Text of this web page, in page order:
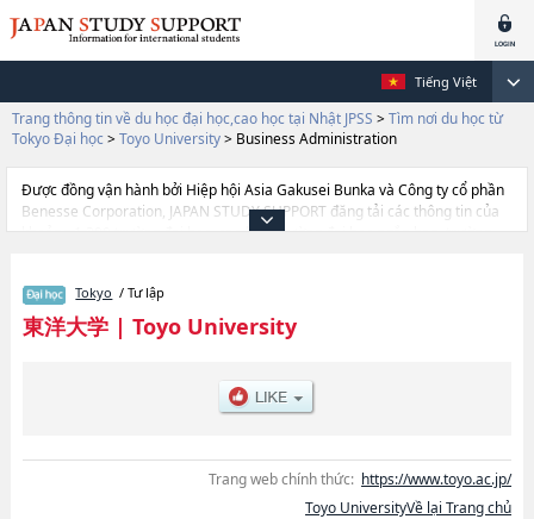
Tiếng Việt
Trang thông tin về du học đại học,cao học tại Nhật JPSS > Tìm nơi du học từ
Tokyo Đại học > Toyo University> Business Administration
Được đồng vận hành bởi Hiệp hội Asia Gakusei Bunka và Công ty cổ phần
Benesse Corporation, JAPAN STUDY SUPPORT đăng tải các thông tin của
khoảng 1.300 trường đại học, cao học, trường đại học ngắn hạn, trường
thiết dành cho du học sinh, như là về các Ngành LiteraturehoặcNgành
EconomicshoặcNgành Business AdministrationhoặcNgành
LawhoặcNgành SociologyhoặcNgành Global and Regional
SocietyhoặcNgành Science and EngineeringhoặcNgành Information
Science and ArtshoặcNgành Food and Nutritional ScienceshoặcNgành
Sciences, thông tin về từng ngành học, thông tin liên quan đến thi tuyển
như số lượng tuyển sinh, số lượng trúng tuyển, cở sở trang thiết bị, hướng
Tokyo / Tư lập
東洋大学| Toyo University
Trang web chính thức: https://www.toyo.ac.jp/
Toyo UniversityVề lại Trang chủ